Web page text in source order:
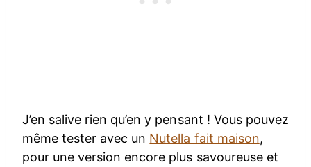
J’en salive rien qu’en y pensant ! Vous pouvez
même tester avec un Nutella fait maison,
pour une version encore plus savoureuse et